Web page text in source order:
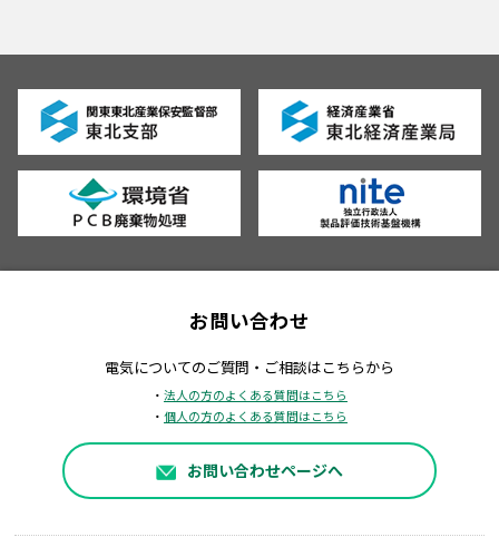
お問い合わせ
電気についてのご質問・ご相談はこちらから
・ 法人の方のよくある質問はこちら
・ 個人の方のよくある質問はこちら
お問い合わせページへ